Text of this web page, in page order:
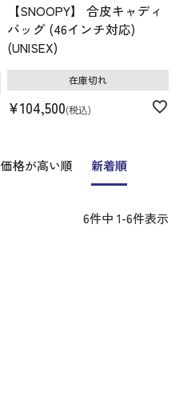
【SNOOPY】 合皮キャディ
バッグ (46インチ対応)
(UNISEX)
¥104,500 税込
在庫切れ
価格が高い順 新着順
6件中 1-6件表示